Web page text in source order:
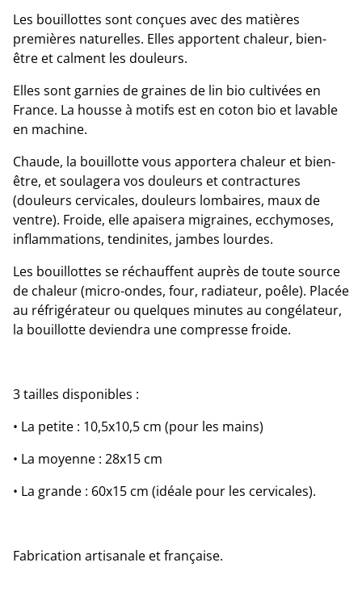
Les bouillottes sont conçues avec des matières
premières naturelles. Elles apportent chaleur, bien-
être et calment les douleurs.
Elles sont garnies de graines de lin bio cultivées en
France. La housse à motifs est en coton bio et lavable
en machine.
Chaude, la bouillotte vous apportera chaleur et bien-
être, et soulagera vos douleurs et contractures
(douleurs cervicales, douleurs lombaires, maux de
ventre). Froide, elle apaisera migraines, ecchymoses,
inflammations, tendinites, jambes lourdes.
Les bouillottes se réchauffent auprès de toute source
de chaleur (micro-ondes, four, radiateur, poêle). Placée
au réfrigérateur ou quelques minutes au congélateur,
la bouillotte deviendra une compresse froide.
3 tailles disponibles :
• La petite : 10,5x10,5 cm (pour les mains)
• La moyenne : 28x15 cm
• La grande : 60x15 cm (idéale pour les cervicales).
Fabrication artisanale et française.